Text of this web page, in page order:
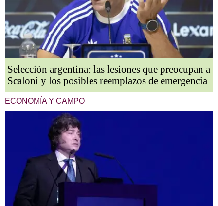
Selección argentina: las lesiones que preocupan a
Scaloni y los posibles reemplazos de emergencia
ECONOMÍA Y CAMPO